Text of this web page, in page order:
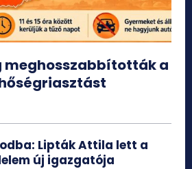
meghosszabbították a
Lipták Attila lett a
új igazgatója